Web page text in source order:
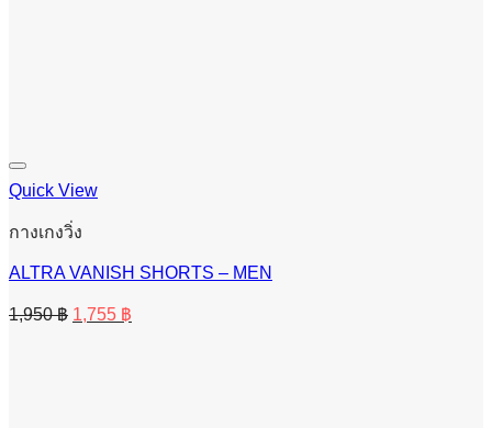
Quick View
กางเกงวิ่ง
ALTRA VANISH SHORTS – MEN
1,950฿ Original
price
1,755 ฿
price